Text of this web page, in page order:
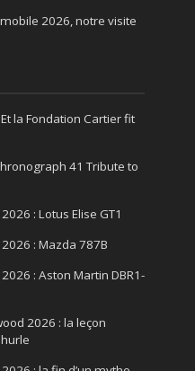
2026, notre visite
la Fondation Cartier fit
41 Tribute to
: Lotus Elise GT1
: Mazda 787B
: Aston Martin DBR1-
2026 : la leçon